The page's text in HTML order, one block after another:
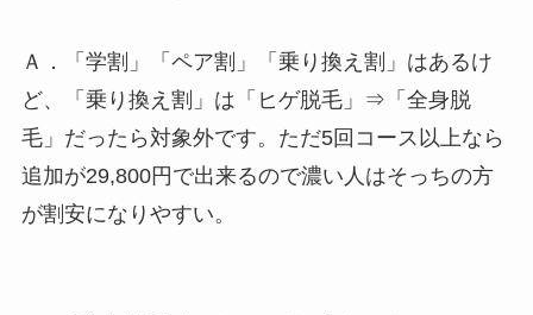
Ａ．「学割」「ペア割」「乗り換え割」はあるけ
ど、「乗り換え割」は「ヒゲ脱毛」⇒「全身脱
毛」だったら対象外です。ただ5回コース以上なら
追加が29,800円で出来るので濃い人はそっちの方
が割安になりやすい。